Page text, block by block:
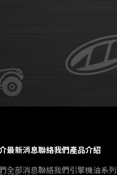
最新消息
全部消息
聯絡我們
聯絡我們
產品介紹
引擎機油系列